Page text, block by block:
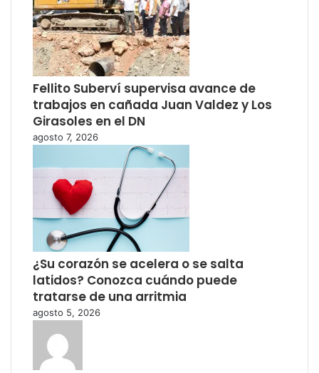
Fellito Suberví supervisa avance de
trabajos en cañada Juan Valdez y Los
Girasoles en el DN
agosto 7, 2026
¿Su corazón se acelera o se salta
latidos? Conozca cuándo puede
tratarse de una arritmia
agosto 5, 2026